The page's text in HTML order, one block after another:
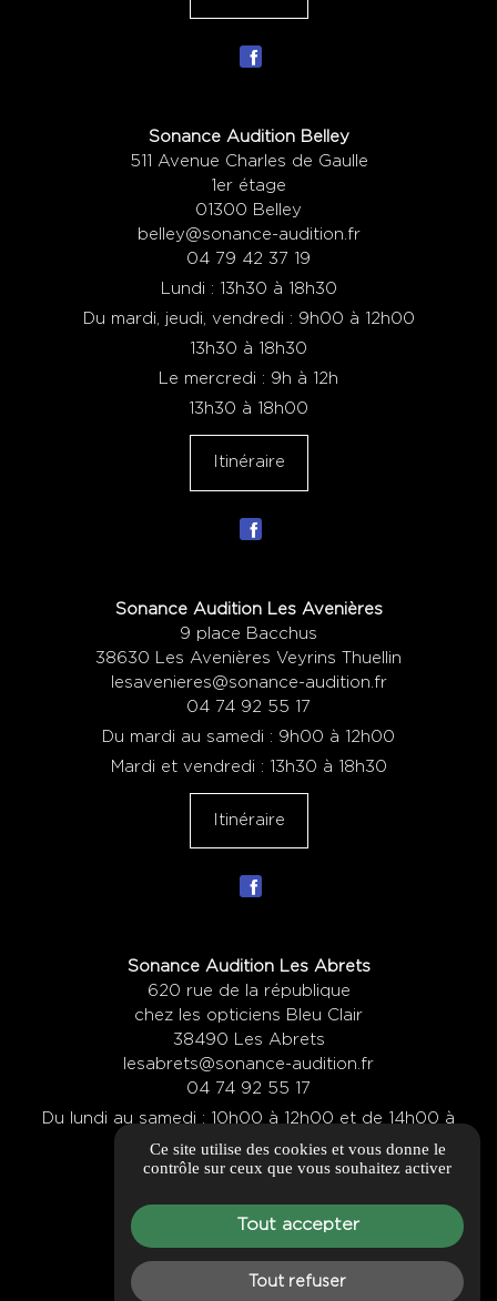
Sonance Audition Belley
511 Avenue Charles de Gaulle
1er étage
01300 Belley
belley@sonance-audition.fr
04 79 42 37 19
Lundi : 13h30 à 18h30
Du mardi, jeudi, vendredi : 9h00 à 12h00
13h30 à 18h30
Le mercredi : 9h à 12h
13h30 à 18h00
Itinéraire
Sonance Audition Les Avenières
9 place Bacchus
38630 Les Avenières Veyrins Thuellin
lesavenieres@sonance-audition.fr
04 74 92 55 17
Du mardi au samedi : 9h00 à 12h00
Mardi et vendredi : 13h30 à 18h30
Itinéraire
Sonance Audition Les Abrets
620 rue de la république
chez les opticiens Bleu Clair
38490 Les Abrets
lesabrets@sonance-audition.fr
04 74 92 55 17
Du lundi au samedi : 10h00 à 12h00 et de 14h00 à
19h00
Itinéraire
Ce site utilise des cookies et vous donne le
contrôle sur ceux que vous souhaitez activer
Tout accepter
Tout refuser